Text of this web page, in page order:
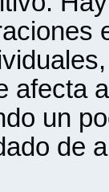
afecta
un
de